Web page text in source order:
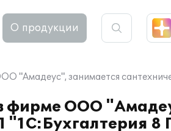
О продукции
"Амадеус", занимается
фирме ООО
"1C:Бухгалтерия